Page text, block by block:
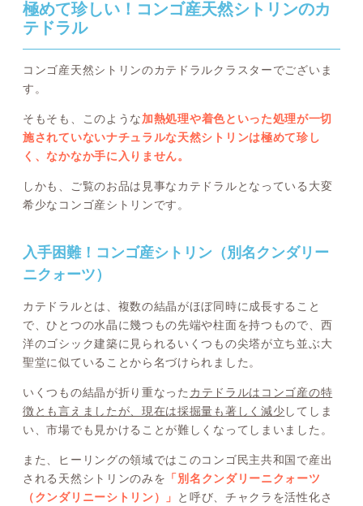
極めて珍しい！コンゴ産天然シトリンのカ
テドラル
コンゴ産天然シトリンのカテドラルクラスターでございま
す。
そもそも、このような加熱処理や着色といった処理が一切
施されていないナチュラルな天然シトリンは極めて珍し
く、なかなか手に入りません。
しかも、ご覧のお品は見事なカテドラルとなっている大変
希少なコンゴ産シトリンです。
入手困難！コンゴ産シトリン（別名クンダリー
ニクォーツ）
カテドラルとは、複数の結晶がほぼ同時に成長すること
で、ひとつの水晶に幾つもの先端や柱面を持つもので、西
洋のゴシック建築に見られるいくつもの尖塔が立ち並ぶ大
聖堂に似ていることから名づけられました。
いくつもの結晶が折り重なった カテドラルはコンゴ産の特
徴とも言えましたが、現在は採掘量も著しく減少してしま
い、市場でも見かけることが難しくなってしまいました。
また、ヒーリングの領域ではこのコンゴ民主共和国で産出
される天然シトリンのみを 「別名クンダリーニクォーツ
（クンダリニーシトリン）」
と呼び、チャクラを活性化さ